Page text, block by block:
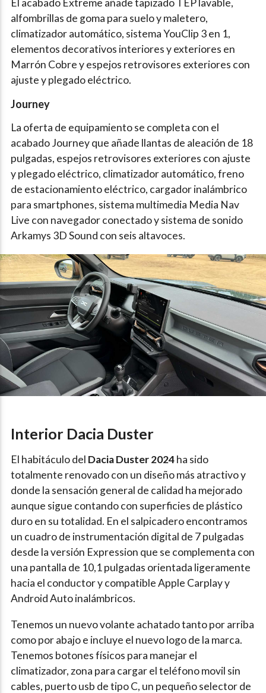
El acabado Extreme añade tapizado TEP lavable,
alfombrillas de goma para suelo y maletero,
climatizador automático, sistema YouClip 3 en 1,
elementos decorativos interiores y exteriores en
Marrón Cobre y espejos retrovisores exteriores con
ajuste y plegado eléctrico.
Journey
La oferta de equipamiento se completa con el
acabado Journey que añade llantas de aleación de 18
pulgadas, espejos retrovisores exteriores con ajuste
y plegado eléctrico, climatizador automático, freno
de estacionamiento eléctrico, cargador inalámbrico
para smartphones, sistema multimedia Media Nav
Live con navegador conectado y sistema de sonido
Arkamys 3D Sound con seis altavoces.
Interior Dacia Duster
El habitáculo del Dacia Duster 2024ha sido
totalmente renovado con un diseño más atractivo y
donde la sensación general de calidad ha mejorado
aunque sigue contando con superficies de plástico
duro en su totalidad. En el salpicadero encontramos
un cuadro de instrumentación digital de 7 pulgadas
desde la versión Expression que se complementa con
una pantalla de 10,1 pulgadas orientada ligeramente
hacia el conductor y compatible Apple Carplay y
Android Auto inalámbricos.
Tenemos un nuevo volante achatado tanto por arriba
como por abajo e incluye el nuevo logo de la marca.
Tenemos botones físicos para manejar el
climatizador, zona para cargar el teléfono movil sin
cables, puerto usb de tipo C, un pequeño selector de